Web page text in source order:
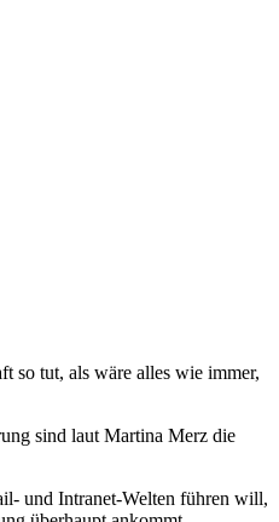
so tut, als wäre alles wie immer,
sind laut Martina Merz die
und Intranet-Welten führen will,